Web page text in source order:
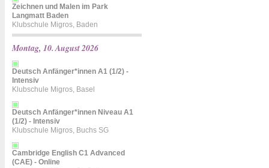
Zeichnen und Malen im Park
Langmatt Baden
Klubschule Migros, Baden
Montag, 10. August 2026
Deutsch Anfänger*innen A1 (1/2) -
Intensiv
Klubschule Migros, Basel
Deutsch Anfänger*innen Niveau A1
(1/2) - Intensiv
Klubschule Migros, Buchs SG
Cambridge English C1 Advanced
(CAE) - Online